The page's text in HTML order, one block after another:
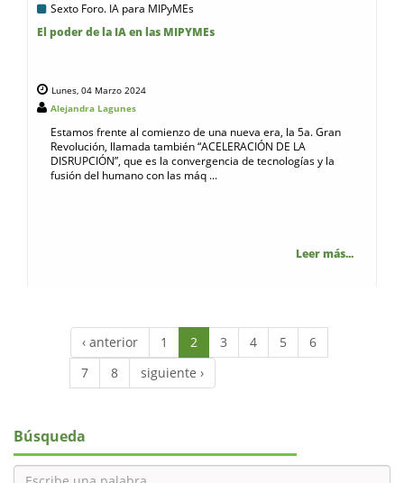
Sexto Foro. IA para MIPyMEs
El poder de la IA en las MIPYMEs
Lunes, 04 Marzo 2024
Alejandra Lagunes
Estamos frente al comienzo de una nueva era, la 5a. Gran
Revolución, llamada también “ACELERACIÓN DE LA
DISRUPCIÓN”, que es la convergencia de tecnologías y la
fusión del humano con las máq ...
Leer más...
‹ anterior 1 2 3 4 5
6
7
8 siguiente ›
Búsqueda